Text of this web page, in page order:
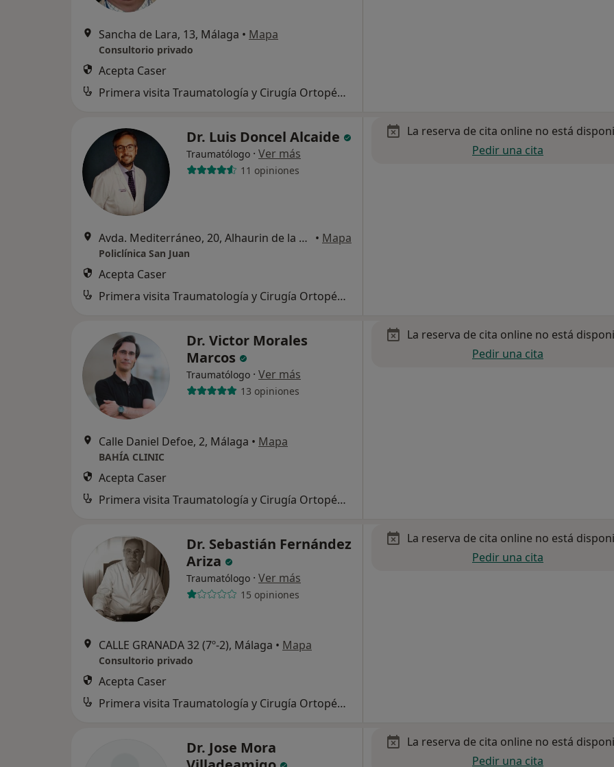
Sancha de Lara, 13, Málaga • Mapa
Consultorio privado
Acepta Caser
Primera visita Traumatología y Cirugía Ortopédica
Dr. Luis Doncel Alcaide
Traumatólogo · Ver más
11 opiniones
Avda. Mediterráneo, 20, Alhaurin de la Torre • Mapa
Policlínica San Juan
Acepta Caser
Primera visita Traumatología y Cirugía Ortopédica
La reserva de cita online no está
Pedir una cita
Dr. Victor Morales
Marcos
Traumatólogo · Ver más
13 opiniones
Calle Daniel Defoe, 2, Málaga • Mapa
BAHÍA CLINIC
Acepta Caser
Primera visita Traumatología y Cirugía Ortopédica
La reserva de cita online no está
Pedir una cita
Dr. Sebastián Fernández
Ariza
Traumatólogo · Ver más
15 opiniones
CALLE GRANADA 32 (7º-2), Málaga • Mapa
Consultorio privado
Acepta Caser
Primera visita Traumatología y Cirugía Ortopédica
La reserva de cita online no está
Pedir una cita
Dr. Jose Mora
La reserva de cita online no está
Pedir una cita